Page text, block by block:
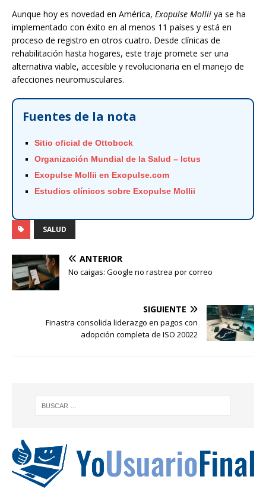
Aunque hoy es novedad en América, Exopulse Mollii ya se ha
implementado con éxito en al menos 11 países y está en
proceso de registro en otros cuatro. Desde clínicas de
rehabilitación hasta hogares, este traje promete ser una
alternativa viable, accesible y revolucionaria en el manejo de
afecciones neuromusculares.
Fuentes de la nota
Sitio oficial de Ottobock
Organización Mundial de la Salud – Ictus
Exopulse Mollii en Exopulse.com
Estudios clínicos sobre Exopulse Mollii
SALUD
ANTERIOR
No caigas: Google no rastrea por correo
SIGUIENTE
Finastra consolida liderazgo en pagos con
adopción completa de ISO 20022